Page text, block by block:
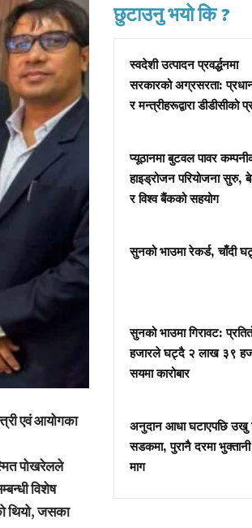
एवं आयोगका
पोखरेलले
विशेष
थियो, जसका
छुटाउनु भयो कि ?
स्वदेशी उत्पादन प्रवर्द्धनमा
सरकारको अग्रसरता:
र मन्त्रीहरूद्वारा डीडीसीको
प्यूठानमा बुटवल पावर
हाइड्रोजन परियोजना सुरु,
र विश्व बैंकको सहयोग
सुनको भाउमा रेकर्ड, चाँदी
सुनको भाउमा गिरावट:
हजारले घट्दै २ लाख ३९
सयमा कारोबार
अनुदान आधा घटाएपछि उखु
सडकमा, पुरानै दरमा भुक्तानी
माग